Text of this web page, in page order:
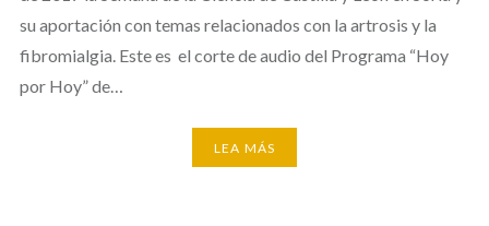
su aportación con temas relacionados con la artrosis y la
fibromialgia. Este es el corte de audio del Programa “Hoy
por Hoy” de…
LEA MÁS